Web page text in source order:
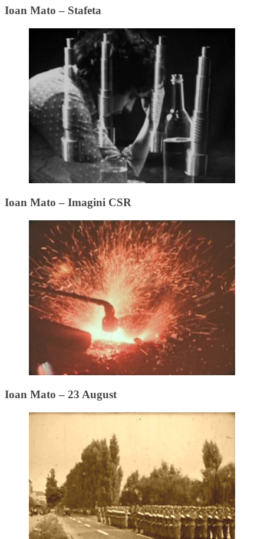
Ioan Mato – Stafeta
Ioan Mato – Imagini CSR
Ioan Mato – 23 August